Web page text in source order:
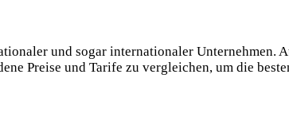
und sogar internationaler Unternehmen.
Preise und Tarife zu vergleichen, um die